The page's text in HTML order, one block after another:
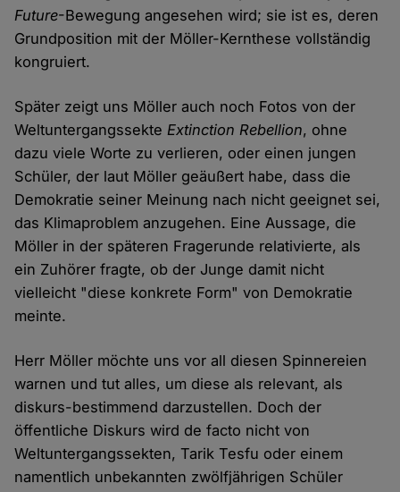
Future-Bewegung angesehen wird; sie ist es, deren
Grundposition mit der Möller-Kernthese vollständig
kongruiert.
Später zeigt uns Möller auch noch Fotos von der
WeltuntergangssekteExtinction Rebellion, ohne
dazu viele Worte zu verlieren, oder einen jungen
Schüler, der laut Möller geäußert habe, dass die
Demokratie seiner Meinung nach nicht geeignet sei,
das Klimaproblem anzugehen. Eine Aussage, die
Möller in der späteren Fragerunde relativierte, als
ein Zuhörer fragte, ob der Junge damit nicht
vielleicht "diese konkrete Form" von Demokratie
meinte.
Herr Möller möchte uns vor all diesen Spinnereien
warnen und tut alles, um diese als relevant, als
diskurs-bestimmend darzustellen. Doch der
öffentliche Diskurs wird de facto nicht von
Weltuntergangssekten, Tarik Tesfu oder einem
namentlich unbekannten zwölfjährigen Schüler